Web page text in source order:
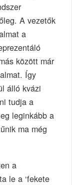
A vezetők
a
között már
Így
álló kvázi
tudja a
leginkább a
ma még
a
le a ‘fekete